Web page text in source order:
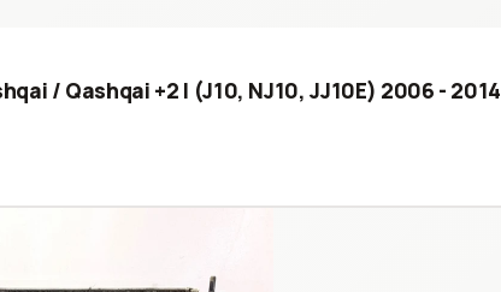
/ Qashqai +2 I (J10, NJ10, JJ10E) 2006 - 2014